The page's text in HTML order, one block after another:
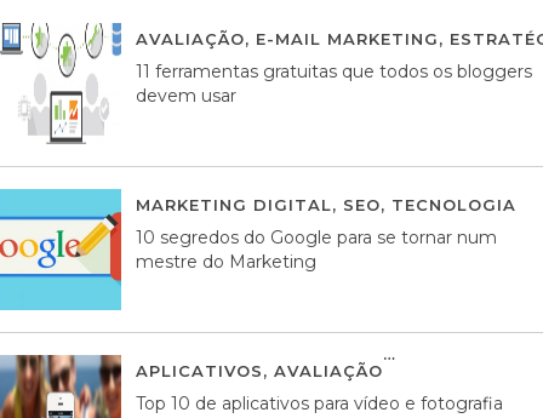
AVALIAÇÃO, E-MAIL MARKETING,
11 ferramentas gratuitas que todos os bloggers
devem usar
MARKETING DIGITAL, SEO, TECNOLOGIA
10 segredos do Google para se tornar num
mestre do Marketing
APLICATIVOS, AVALIAÇÃO
Top 10 de aplicativos para vídeo e fotografia